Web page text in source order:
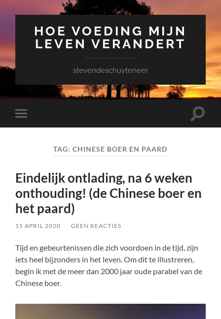
HOE VOEDING MIJN
LEVEN VERANDERT
stevendeschuyteneer
Toggle
mobiel
Toggle
TAG:CHINESE BOER EN PAARD
Eindelijk ontlading, na 6 weken
onthouding! (de Chinese boer en
het paard)
15 APRIL 2020 / GEEN REACTIES
Tijd en gebeurtenissen die zich voordoen in de tijd, zijn
iets heel bijzonders in het leven. Om dit te illustreren,
begin ik met de meer dan 2000 jaar oude parabel van de
Chinese boer.